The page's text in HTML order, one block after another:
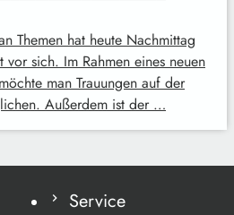
Themen hat heute Nachmittag
vor sich. Im Rahmen eines neuen
man Trauungen auf der
Außerdem ist der …
Service